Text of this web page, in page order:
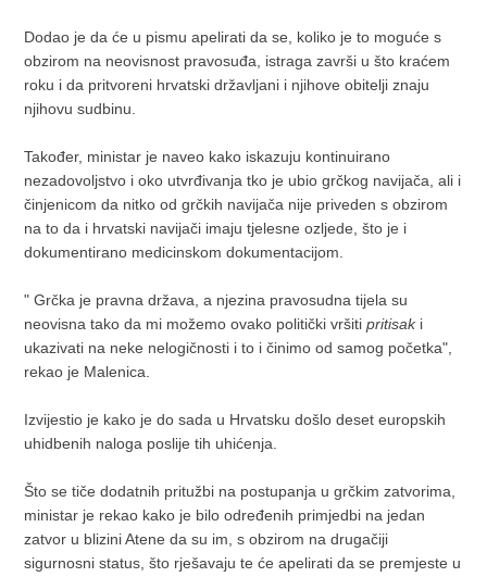
Dodao je da će u pismu apelirati da se, koliko je to moguće s
obzirom na neovisnost pravosuđa, istraga završi u što kraćem
roku i da pritvoreni hrvatski državljani i njihove obitelji znaju
njihovu sudbinu.
Također, ministar je naveo kako iskazuju kontinuirano
nezadovoljstvo i oko utvrđivanja tko je ubio grčkog navijača, ali i
činjenicom da nitko od grčkih navijača nije priveden s obzirom
na to da i hrvatski navijači imaju tjelesne ozljede, što je i
dokumentirano medicinskom dokumentacijom.
" Grčka je pravna država, a njezina pravosudna tijela su
neovisna tako da mi možemo ovako politički vršitipritisaki
ukazivati na neke nelogičnosti i to i činimo od samog početka",
rekao je Malenica.
Izvijestio je kako je do sada u Hrvatsku došlo deset europskih
uhidbenih naloga poslije tih uhićenja.
Što se tiče dodatnih pritužbi na postupanja u grčkim zatvorima,
ministar je rekao kako je bilo određenih primjedbi na jedan
zatvor u blizini Atene da su im, s obzirom na drugačiji
sigurnosni status, što rješavaju te će apelirati da se premjeste u